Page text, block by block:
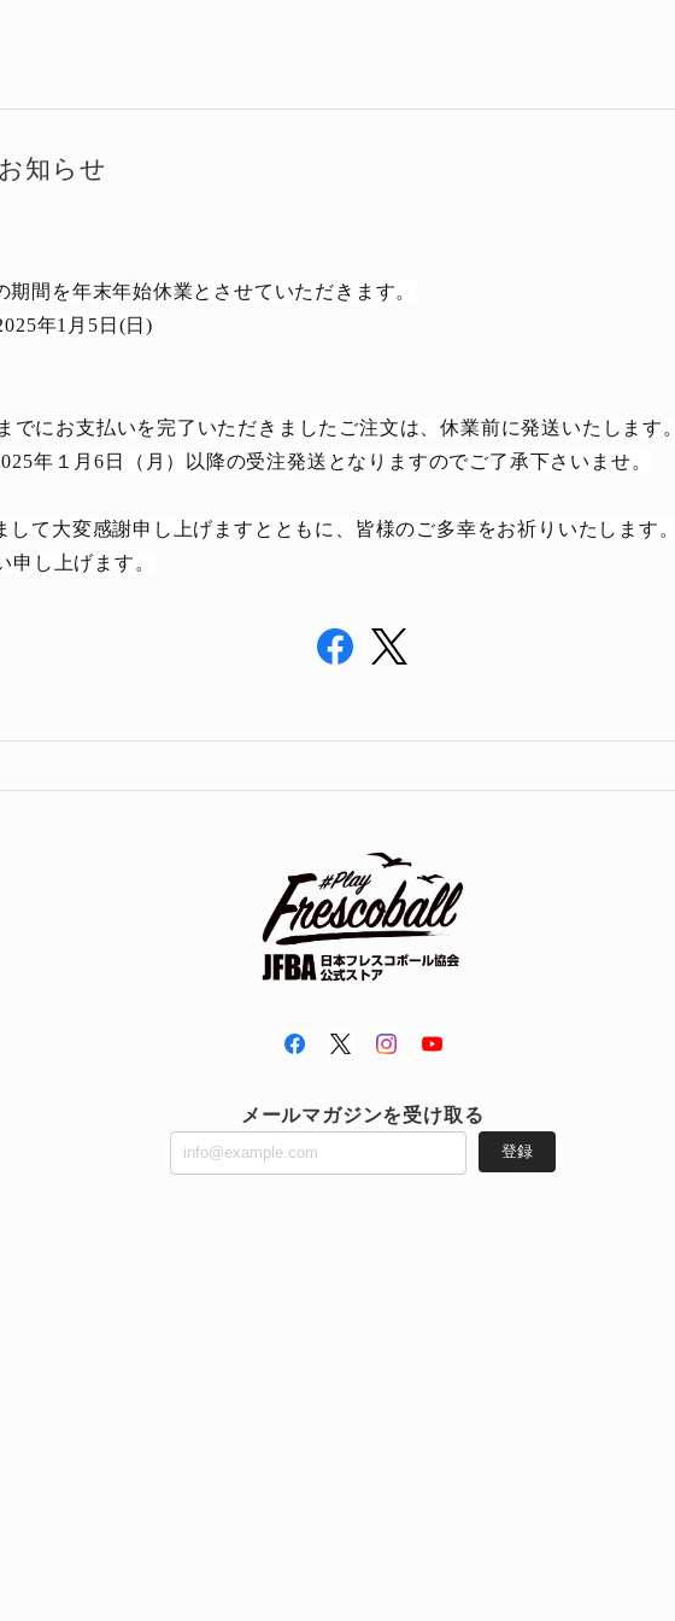
知らせ
間を年末年始休業とさせていただきます。
年1月5日(日)
でにお支払いを完了いただきましたご注文は、休業前に発送いたします。
年１月6日（月）以降の受注発送となりますのでご了承下さいませ。
して大変感謝申し上げますとともに、皆様のご多幸をお祈りいたします。
申し上げます。
メールマガジンを受け取る
登録